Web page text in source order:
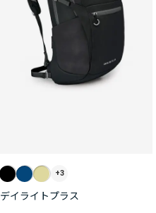
+3
デイライトプラス